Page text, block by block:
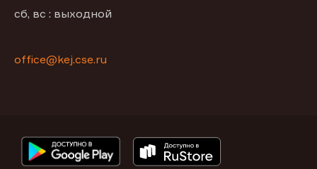
сб, вс : выходной
office@kej.cse.ru